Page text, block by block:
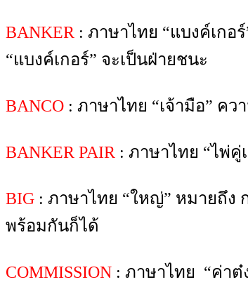
BANKER : ภาษาไทย “แบงค์เก
“แบงค์เกอร์” จะเป็นฝ่ายชนะ
BANCO : ภาษาไทย “เจ้ามือ” ค
BANKER PAIR : ภาษาไทย “ไพ่
BIG : ภาษาไทย “ใหญ่” หมายถึง
พร้อมกันก็ได้
COMMISSION : ภาษาไทย “ค่าต๋